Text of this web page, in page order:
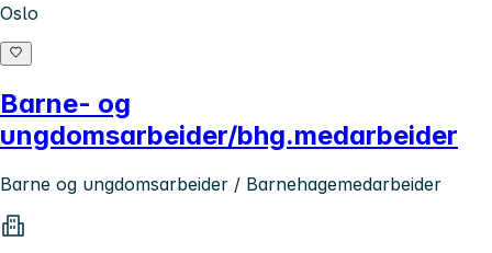
Oslo
Barne- og
ungdomsarbeider/bhg.medarbeider
Barne og ungdomsarbeider / Barnehagemedarbeider